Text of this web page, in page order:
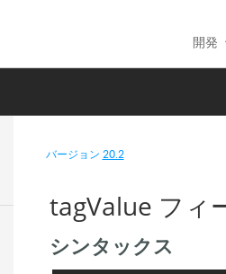
開発
バージョン20.2
tagValue フィ
シンタックス